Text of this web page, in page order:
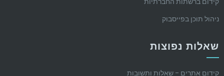
ניהול תוכן בפייסבוק
שאלות נפוצות
קידום אתרים – שאלות ותשובות